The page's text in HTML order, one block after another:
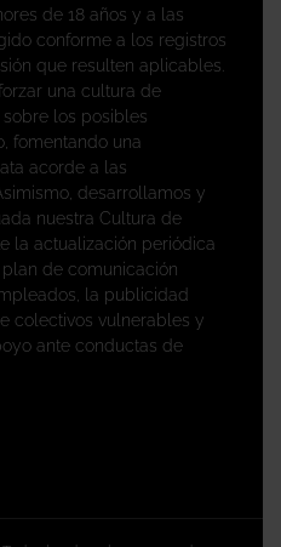
de 18 años y a las
conforme a los registros
que resulten aplicables.
una cultura de
los posibles
fomentando una
acorde a las
desarrollamos y
nuestra Cultura de
la actualización periódica
de comunicación
la publicidad
colectivos vulnerables y
ante conductas de